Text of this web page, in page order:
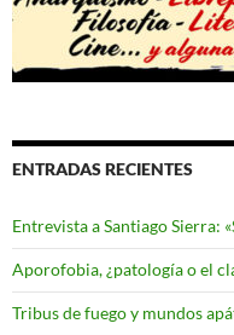
ENTRADAS RECIENTES
Entrevista a Santiago Sierra:
Aporofobia, ¿patología o el
Tribus de fuego y mundos